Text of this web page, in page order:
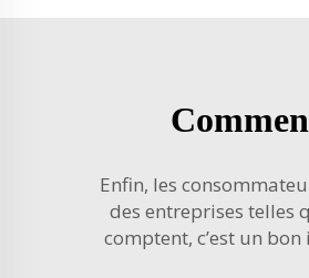
Enfin, les
des entreprises telles
comptent, c’est un